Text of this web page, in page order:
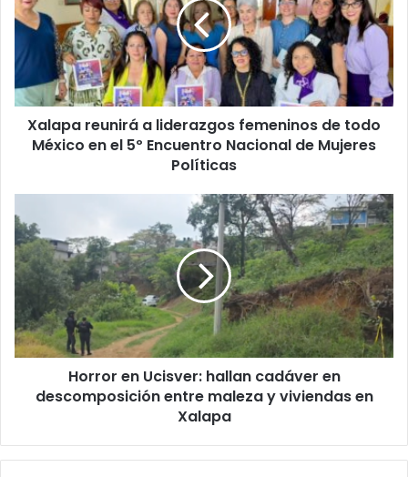
liderazgos
femeninos
todo
México
en
Mujeres
Políticas
Xalapa reunirá a liderazgos femeninos de todo
México en el 5º Encuentro Nacional de Mujeres
Políticas
en
Ucisver:
hallan
cadáver
en
descomposición
entre
maleza
viviendas
Horror en Ucisver: hallan cadáver en
descomposición entre maleza y viviendas en
Xalapa